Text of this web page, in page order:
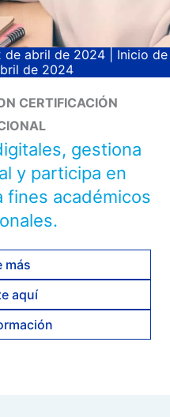
de abril de 2024 | Inicio de
de 2024
CERTIFICACIÓN
gestiona
y participa en
fines académicos
más
aquí